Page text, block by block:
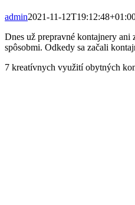
admin2021-11-
Dnes už prepravné kontajnery
spôsobmi. Odkedy sa začali
7 kreatívnych využití obytných